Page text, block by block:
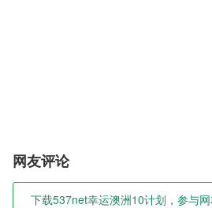
网友评论
下载537net幸运澳洲10计划，参与